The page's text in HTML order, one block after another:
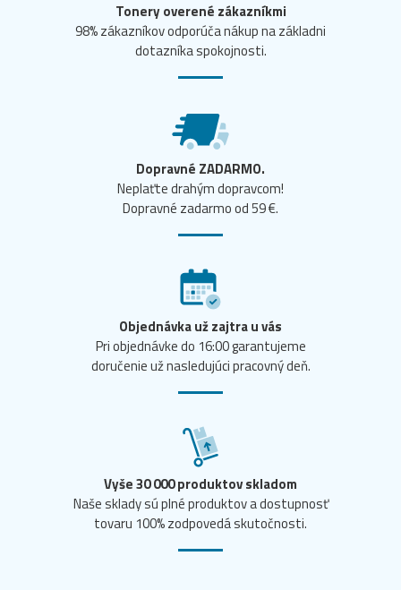
Tonery overené zákazníkmi
98% zákazníkov odporúča nákup na základni
dotazníka spokojnosti.
Dopravné ZADARMO.
Neplaťte drahým dopravcom!
Dopravné zadarmo od 59 €.
Objednávka už zajtra u vás
Pri objednávke do 16:00 garantujeme
doručenie už nasledujúci pracovný deň.
Vyše 30 000 produktov skladom
Naše sklady sú plné produktov a dostupnosť
tovaru 100% zodpovedá skutočnosti.